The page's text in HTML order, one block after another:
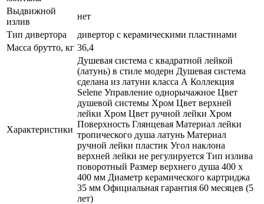
Выдвижной
излив
нет
Тип дивертора
дивертор с керамическими пластинами
Масса брутто, кг 36,4
Характеристики
Душевая система с квадратной лейкой
(латунь) в стиле модерн Душевая система
сделана из латуни класса А Коллекция
Selene Управление однорычажное Цвет
душевой системы Хром Цвет верхней
лейки Хром Цвет ручной лейки Хром
Поверхность Глянцевая Материал лейки
тропического душа латунь Материал
ручной лейки пластик Угол наклона
верхней лейки не регулируется Тип излива
поворотный Размер верхнего душа 400 x
400 мм Диаметр керамического картриджа
35 мм Официальная гарантия 60 месяцев (5
лет)